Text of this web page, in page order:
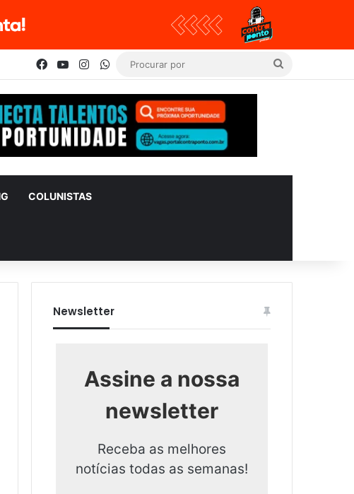
Facebook
YouTubeInstagramWhatsApp
COLUNISTAS
Newsletter
Assine a nossa
newsletter
Receba as melhores
notícias todas as semanas!